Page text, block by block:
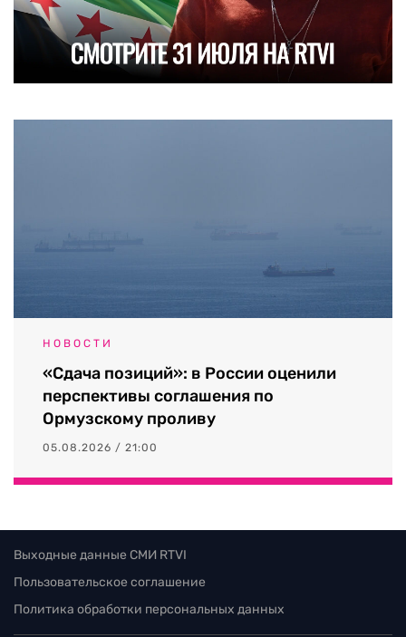
НОВОСТИ
«Сдача позиций»: в России оценили
перспективы соглашения по
Ормузскому проливу
05.08.2026 / 21:00
Выходные данные СМИ RTVI
Пользовательское соглашение
Политика обработки персональных данных